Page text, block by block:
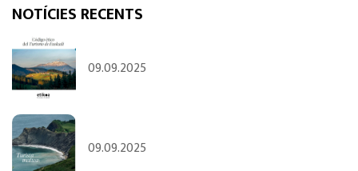
NOTÍCIES RECENTS
09.09.2025
09.09.2025